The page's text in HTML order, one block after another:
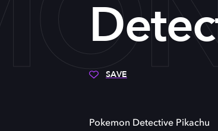
SAVE
Pokemon Detective Pikachu